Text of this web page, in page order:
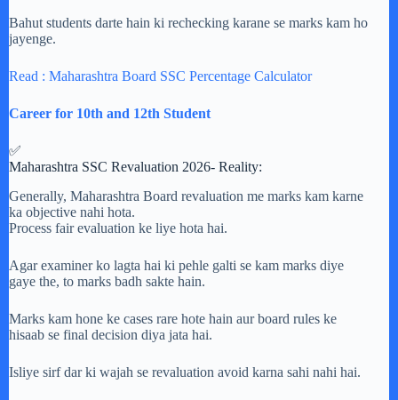
Bahut students darte hain ki rechecking karane se marks kam ho
jayenge.
Read : Maharashtra Board SSC Percentage Calculator
Career for 10th and 12th Student
✅
Maharashtra SSC Revaluation 2026- Reality:
Generally, Maharashtra Board revaluation me marks kam karne
ka objective nahi hota.
Process fair evaluation ke liye hota hai.
Agar examiner ko lagta hai ki pehle galti se kam marks diye
gaye the, to marks badh sakte hain.
Marks kam hone ke cases rare hote hain aur board rules ke
hisaab se final decision diya jata hai.
Isliye sirf dar ki wajah se revaluation avoid karna sahi nahi hai.